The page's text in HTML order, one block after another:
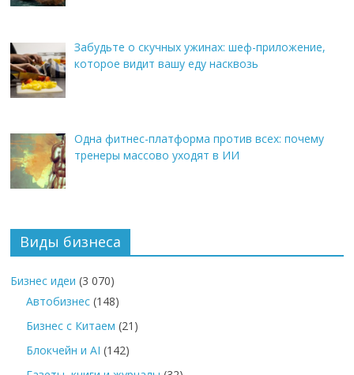
Забудьте о скучных ужинах: шеф-приложение,
которое видит вашу еду насквозь
Одна фитнес-платформа против всех: почему
тренеры массово уходят в ИИ
Виды бизнеса
Бизнес идеи (3 070)
Автобизнес (148)
Бизнес с Китаем (21)
Блокчейн и AI (142)